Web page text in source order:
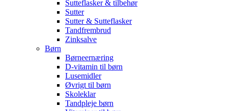
Sutteflasker & tilbehør
Sutter
Sutter & Sutteflasker
Tandfrembrud
Zinksalve
Børn
Børneernæring
D-vitamin til børn
Lusemidler
Øvrigt til børn
Skoleklar
Tandpleje børn